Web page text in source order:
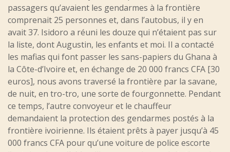
passagers qu’avaient les gendarmes à la frontière
comprenait 25 personnes et, dans l’autobus, il y en
avait 37. Isidoro a réuni les douze qui n’étaient pas sur
la liste, dont Augustin, les enfants et moi. Il a contacté
les mafias qui font passer les sans-papiers du Ghana à
la Côte-d’Ivoire et, en échange de 20 000 francs CFA [30
euros], nous avons traversé la frontière par la savane,
de nuit, en tro-tro, une sorte de fourgonnette. Pendant
ce temps, l’autre convoyeur et le chauffeur
demandaient la protection des gendarmes postés à la
frontière ivoirienne. Ils étaient prêts à payer jusqu’à 45
000 francs CFA pour qu’une voiture de police escorte